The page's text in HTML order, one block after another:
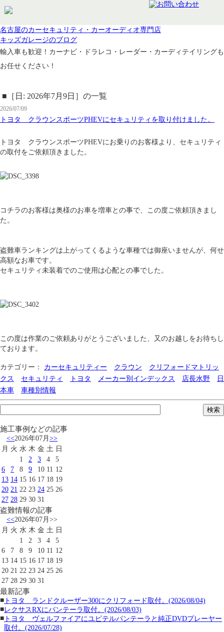
名古屋のカーセキュリティ・カーオーディオ専門店
キッズガレージのブログ
輸入車も歓迎！カーナビ・ドラレコ・レーダー・カーディテイリングも
お任せください！
■［日: 2026年7月9日］の一覧
2026/07/09
トヨタ クラウンスポーツPHEVにセキュリティを取り付けました。
トヨタ クラウンスポーツPHEVにお乗りのお客様より、セキュリティ
の取付をご依頼頂きました。
コチラのお客様は奥様のお車を増車との事で、この度ご依頼頂きまし
た。
盗難車ランキングは上がってくるような車種では御座いませんが、何せ
高額なお車です。
セキュリティ未装着でのご使用は心配との事でした。
この度は作業のご依頼ありがとうございました、又のお越しをお待ちし
ております。
カテゴリー： カーセキュリティー クラウン
クリフォードマトリッ
クス
セキュリティ トヨタ メーカー別インデックス 店長水野
日
本車
車種別情報
施工事例などの記事
<<2026年07月 >>
月 火 水 木 金 土 日
1
2 3 4
5
6
7 8 9 10 11 12
13 14 15 16 17 18 19
20 21 22 23 24 25 26
27 28 29 30 31
盗難情報の記事
<<2026年07月 >>
月 火 水 木 金 土 日
1
2 3 4
5
6
7 8 9 10 11 12
13 14 15 16 17 18 19
20 21 22 23 24 25 26
27 28 29 30 31
最新記事
■ トヨタ ランドクルーザー300にクリフォード取付。(2026/08/04)
■レクサスRXにパンテーラ取付。(2026/08/03)
■ トヨタ ヴェルファイアにユピテルパンテーラと純正DVDプレーヤー
取付。(2026/07/28)